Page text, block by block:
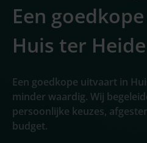
Een
Huis ter Heide
Een goedkope uitvaart in
minder waardig. Wij
persoonlijke keuzes,
budget.